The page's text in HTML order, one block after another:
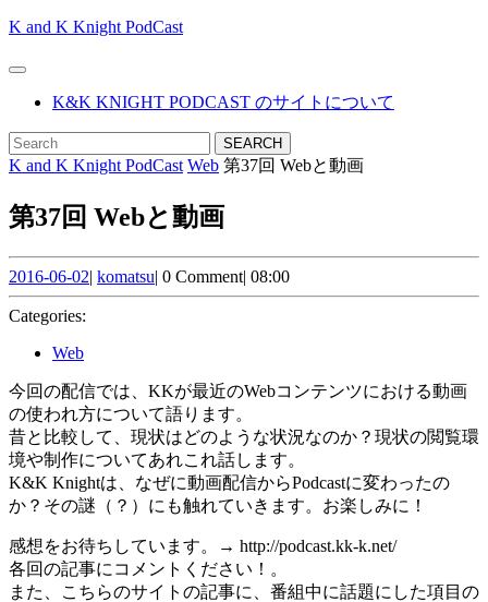
Skip
content
K and K Knight PodCast
Open
ButtonK&K KNIGHT PODCAST のサイトについて
CLOSE
BUTTON
Search
for:
K and K Knight PodCast Web 第37回 Webと動画
第37回 Webと動画
2016-06-022016-
06-
| komatsukomatsu
| 0 Comment| 08:00
Categories:
Web
今回の配信では、KKが最近のWebコンテンツにおける動画
の使われ方について語ります。
昔と比較して、現状はどのような状況なのか？現状の閲覧環
境や制作についてあれこれ話します。
K&K Knightは、なぜに動画配信からPodcastに変わったの
か？その謎（？）にも触れていきます。お楽しみに！
感想をお待ちしています。→ http://podcast.kk-k.net/
各回の記事にコメントください！。
また、こちらのサイトの記事に、番組中に話題にした項目の